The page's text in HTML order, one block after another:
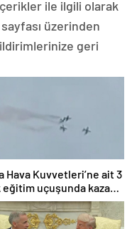
ile ilgili olarak
üzerinden
geri
Hava Kuvvetleri’ne ait 3
eğitim uçuşunda kaza